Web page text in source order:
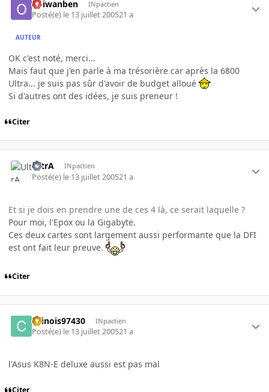
obiwanben INpactien
Posté(e) le 13 juillet 200521 a
AUTEUR
OK c'est noté, merci...
Mais faut que j'en parle à ma trésorière car après la 6800
Ultra... je suis pas sûr d'avoir de budget alloué
Si d'autres ont des idées, je suis preneur !
Citer
UltrA INpactien
Posté(e) le 13 juillet 200521 a
Et si je dois en prendre une de ces 4 là, ce serait laquelle ?
Pour moi, l'Epox ou la Gigabyte.
Ces deux cartes sont largement aussi performante que la DFI
est ont fait leur preuve.
Citer
chinois97430 INpactien
Posté(e) le 13 juillet 200521 a
l'Asus K8N-E deluxe aussi est pas mal
Citer